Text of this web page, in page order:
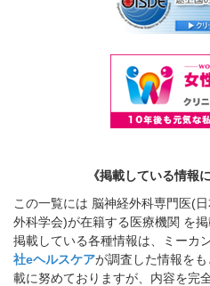
《掲載している情報
この一覧には 脳神経外科専門医(
外科学会)が在籍する医療機関 を掲
掲載している各種情報は、ミーカ
社eヘルスケアが調査した情報を
載に努めておりますが、内容を完